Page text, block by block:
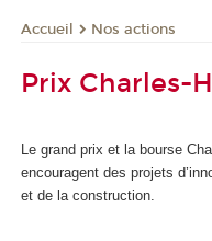
Accueil Nos actions
Prix Charles-
Le grand prix et la bourse
encouragent des projets
et de la construction.